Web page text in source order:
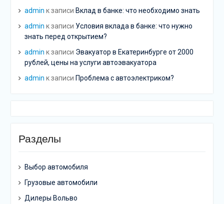
admin к записи Вклад в банке: что необходимо знать
admin к записи Условия вклада в банке: что нужно
знать перед открытием?
admin к записи Эвакуатор в Екатеринбурге от 2000
рублей, цены на услуги автоэвакуатора
admin к записи Проблема с автоэлектриком?
Разделы
Выбор автомобиля
Грузовые автомобили
Дилеры Вольво